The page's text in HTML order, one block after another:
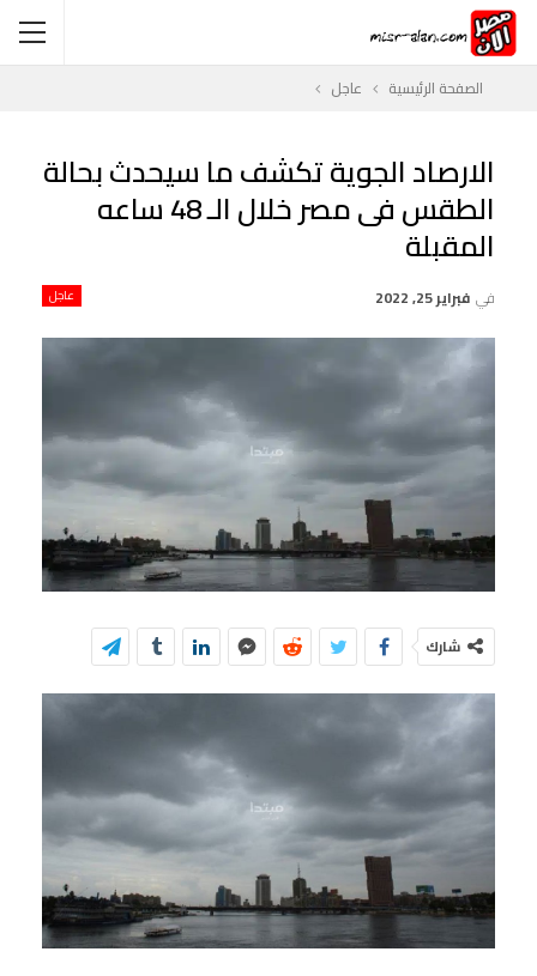
الصفحة الرئيسية عاجل
الارصاد الجوية تكشف ما سيحدث بحالة
الطقس فى مصر خلال الـ 48 ساعه
المقبلة
عاجل في فبراير 25, 2022
شارك